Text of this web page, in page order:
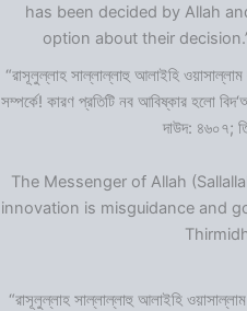
has been decided by Allah
option about their
“রাসূলুল্লাহ সাল্লাল্লাহু আলাইহি
সম্পর্কে! কারণ প্রতিটি নব আবিষ্কার হলো
দাউদ: ৪৬০৭;
The Messenger of Allah
innovation is misguidance and
“রাসূলুল্লাহ সাল্লাল্লাহু আলাইহি